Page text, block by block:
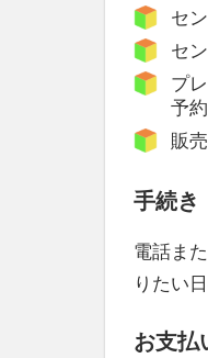
セ
セ
プ
予
販
手続き
電話ま
りたい
お支払